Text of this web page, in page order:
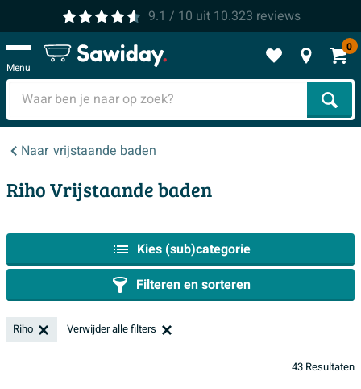
9.1 / 10 uit 10.323 reviews
Menu
0
Naar vrijstaande baden
Riho Vrijstaande baden
Kies (sub)categorie
Filteren en sorteren
Riho Verwijder alle filters
43 Resultaten